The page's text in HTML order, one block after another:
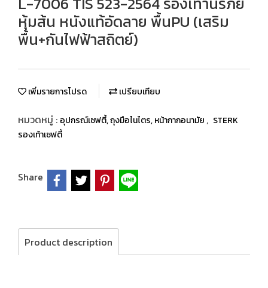
หุ้มส้น หนังแท้อัดลาย พื้นPU (เสริม
พื้น+กันไฟฟ้าสถิตย์)
เพิ่มรายการโปรด เปรียบเทียบ
หมวดหมู่ : อุปกรณ์เซฟตี้, ถุงมือไนไตร, หน้ากากอนามัย , STERK
รองเท้าเซฟตี้
Share
Product description